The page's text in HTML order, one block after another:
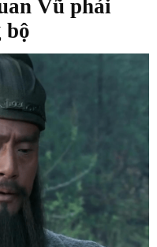
Vũ phải
bộ